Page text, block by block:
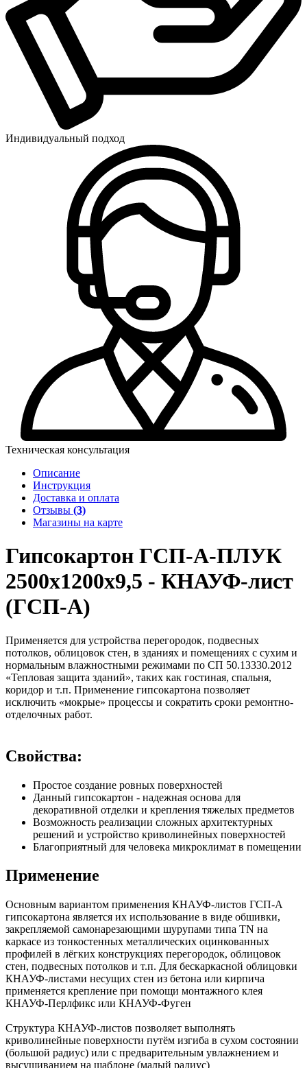
Индивидуальный подход
Техническая консультация
Описание
Инструкция
Доставка и оплата
Отзывы (3)
Магазины на карте
Гипсокартон ГСП-А-ПЛУК
2500х1200х9,5 - КНАУФ-лист
(ГСП-А)
Применяется для устройства перегородок, подвесных
потолков, облицовок стен, в зданиях и помещениях с сухим и
нормальным влажностными режимами по СП 50.13330.2012
«Тепловая защита зданий», таких как гостиная, спальня,
коридор и т.п. Применение гипсокартона позволяет
исключить «мокрые» процессы и сократить сроки ремонтно-
отделочных работ.
Свойства:
Простое создание ровных поверхностей
Данный гипсокартон - надежная основа для
декоративной отделки и крепления тяжелых предметов
Возможность реализации сложных архитектурных
решений и устройство криволинейных поверхностей
Благоприятный для человека микроклимат в помещении
Применение
Основным вариантом применения КНАУФ-листов ГСП-А
гипсокартона является их использование в виде обшивки,
закрепляемой самонарезающими шурупами типа TN на
каркасе из тонкостенных металлических оцинкованных
профилей в лёгких конструкциях перегородок, облицовок
стен, подвесных потолков и т.п. Для бескаркасной облицовки
КНАУФ-листами несущих стен из бетона или кирпича
применяется крепление при помощи монтажного клея
КНАУФ-Перлфикс или КНАУФ-Фуген
Структура КНАУФ-листов позволяет выполнять
криволинейные поверхности путём изгиба в сухом состоянии
(большой радиус) или с предварительным увлажнением и
высушиванием на шаблоне (малый радиус)